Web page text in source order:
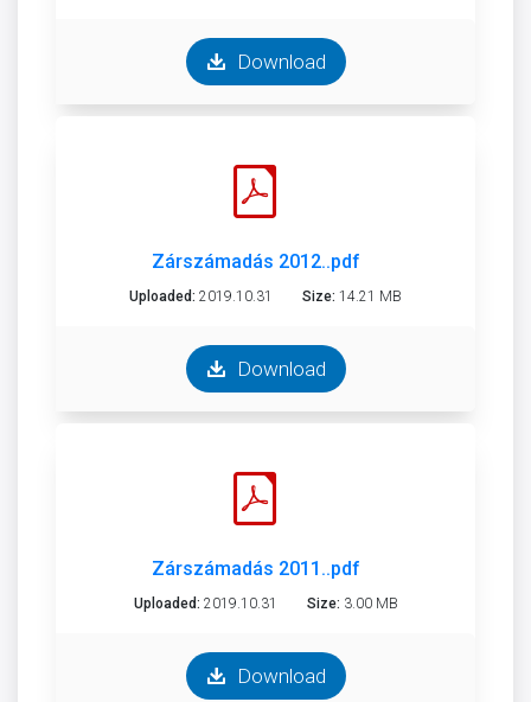
Download
Zárszámadás 2012..pdf
Uploaded: 2019.10.31 Size: 14.21 MB
Download
Zárszámadás 2011..pdf
Uploaded: 2019.10.31 Size: 3.00 MB
Download